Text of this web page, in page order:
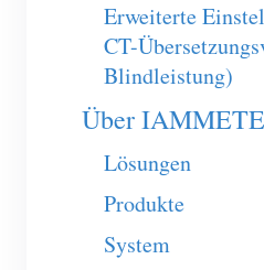
EV-Ladegerät
IAMMETER Simulator
Virtueller Zähler
System für
Anwendungen
Energieüberwachung
Shop
Erweiterte
CT-
Blindleistung)
Über
Lösungen
Produkte
System